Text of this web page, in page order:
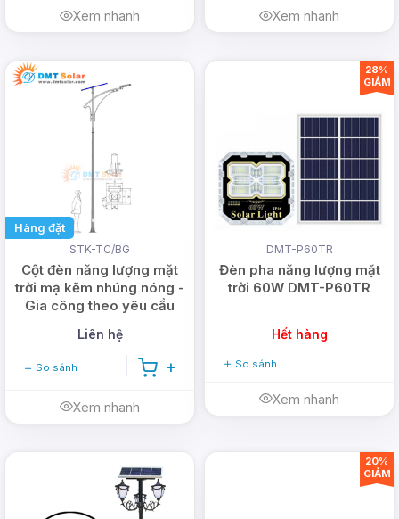
Xem nhanh Xem nhanh
Hàng đặt
STK-TC/BG
Cột đèn năng lượng mặt
trời mạ kẽm nhúng nóng -
Gia công theo yêu cầu
Liên hệ
So sánh
Xem nhanh
DMT-P60TR
Đèn pha năng lượng mặt
trời 60W DMT-P60TR
Hết hàng
So sánh
Xem nhanh
28%
GIẢM
20%
GIẢM